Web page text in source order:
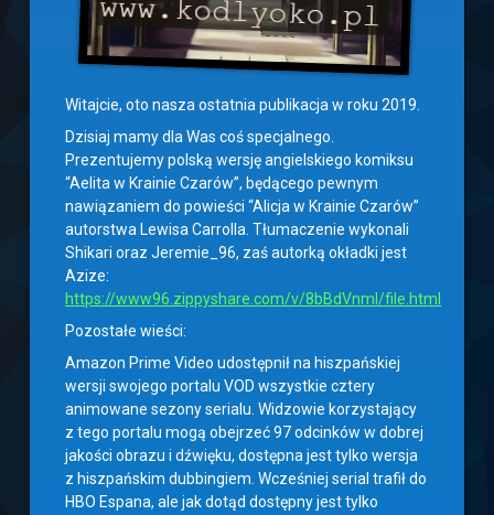
Witajcie, oto nasza ostatnia publikacja w roku 2019.
Dzisiaj mamy dla Was coś specjalnego.
Prezentujemy polską wersję angielskiego komiksu
“Aelita w Krainie Czarów”, będącego pewnym
nawiązaniem do powieści “Alicja w Krainie Czarów”
autorstwa Lewisa Carrolla. Tłumaczenie wykonali
Shikari oraz Jeremie_96, zaś autorką okładki jest
Azize:
https://www96.zippyshare.com/v/8bBdVnmI/file.html
Pozostałe wieści:
Amazon Prime Video udostępnił na hiszpańskiej
wersji swojego portalu VOD wszystkie cztery
animowane sezony serialu. Widzowie korzystający
z tego portalu mogą obejrzeć 97 odcinków w dobrej
jakości obrazu i dźwięku, dostępna jest tylko wersja
z hiszpańskim dubbingiem. Wcześniej serial trafił do
HBO Espana, ale jak dotąd dostępny jest tylko